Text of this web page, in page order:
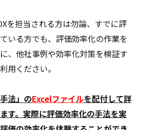
を担当される方は勿論、すでに評
いる方でも、評価効率化の作業を
、他社事例や効率化対策を検証す
用ください。
法」のExcelファイルを配付して詳
す。実際に評価効率化の手法を実